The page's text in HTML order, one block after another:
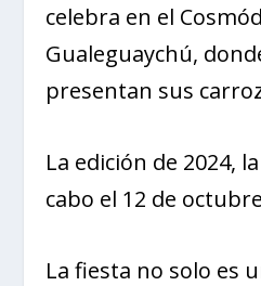
celebra en el
Gualeguaychú,
presentan sus
La edición de 2024,
cabo el 12 de
La fiesta no solo es